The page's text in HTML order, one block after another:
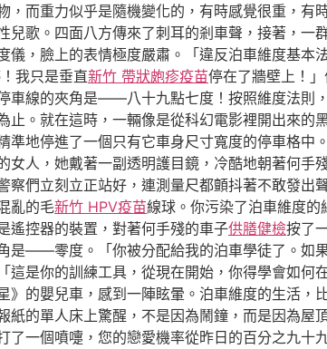
而重力似乎是隨機變化的，有時感覺很重，有
兒歌。四面八方傳來了刺耳的剎車聲，接著，
，臉上的表情極度嚴肅。「違反泊車維度基
我只是垂直新竹 帶狀皰疹疫苗停在了牆壁上！
車線的夾角是——八十九點七度！按照維度法則
。就在這時，一輛像是從科幻電影裡開出來的
地停進了一個只有它車身尺寸寬度的停車格
人，她戴著一副透明護目鏡，冷酷地朝著何手
們立刻立正站好，連測量尺都顫抖著不敢發出
亂的毛新竹 HPV疫苗線球。你污染了泊車維度
遙控器的裝置，對著何手殘的車子供膳健檢按了
是——零度。「你被分配給我的泊車學徒了。如
是你的訓練工具，從現在開始，你得學會如
的嬰兒車，感到一陣眩暈。泊車維度的生活，
紙的單人床上驚醒，不是因為鬧鐘，而是因為
一個噴嚏，您的戀愛機率從昨日的百分之九十